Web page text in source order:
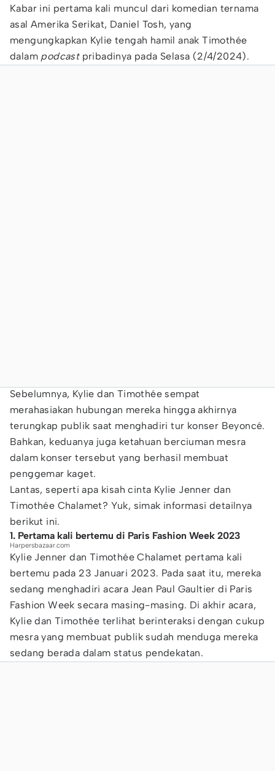
Kabar ini pertama kali muncul dari komedian ternama
asal Amerika Serikat, Daniel Tosh, yang
mengungkapkan Kylie tengah hamil anak Timothée
dalam podcastpribadinya pada Selasa (2/4/2024).
Sebelumnya, Kylie dan Timothée sempat
merahasiakan hubungan mereka hingga akhirnya
terungkap publik saat menghadiri tur konser Beyoncé.
Bahkan, keduanya juga ketahuan berciuman mesra
dalam konser tersebut yang berhasil membuat
penggemar kaget.
Lantas, seperti apa kisah cinta Kylie Jenner dan
Timothée Chalamet? Yuk, simak informasi detailnya
berikut ini.
1. Pertama kali bertemu di Paris Fashion Week 2023
Harpersbazaar.com
Kylie Jenner dan Timothée Chalamet pertama kali
bertemu pada 23 Januari 2023. Pada saat itu, mereka
sedang menghadiri acara Jean Paul Gaultier di Paris
Fashion Week secara masing-masing. Di akhir acara,
Kylie dan Timothée terlihat berinteraksi dengan cukup
mesra yang membuat publik sudah menduga mereka
sedang berada dalam status pendekatan.